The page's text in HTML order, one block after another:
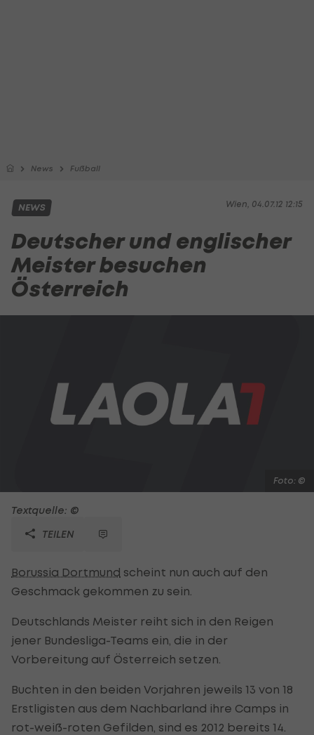
News Fußball
Wien, 04.07.12 12:15
NEWS
Deutscher und englischer
Meister besuchen
Österreich
Foto: ©
Textquelle: ©
TEILEN
Borussia Dortmund scheint nun auch auf den
Geschmack gekommen zu sein.
Deutschlands Meister reiht sich in den Reigen
jener Bundesliga-Teams ein, die in der
Vorbereitung auf Österreich setzen.
Buchten in den beiden Vorjahren jeweils 13 von 18
Erstligisten aus dem Nachbarland ihre Camps in
rot-weiß-roten Gefilden, sind es 2012 bereits 14.